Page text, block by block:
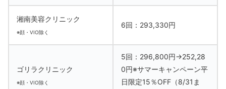
湘南美容クリニック
※顔・VIO除く
6回：293,330円
ゴリラクリニック
※顔・VIO除く
5回：296,800円→252,28
0円※サマーキャンペーン平
日限定15％OFF（8/31ま